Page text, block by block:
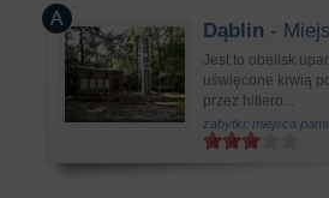
Dąblin -
Jest to obelisk
uświęcone krwią
przez hitlero...
zabytki: miejsca